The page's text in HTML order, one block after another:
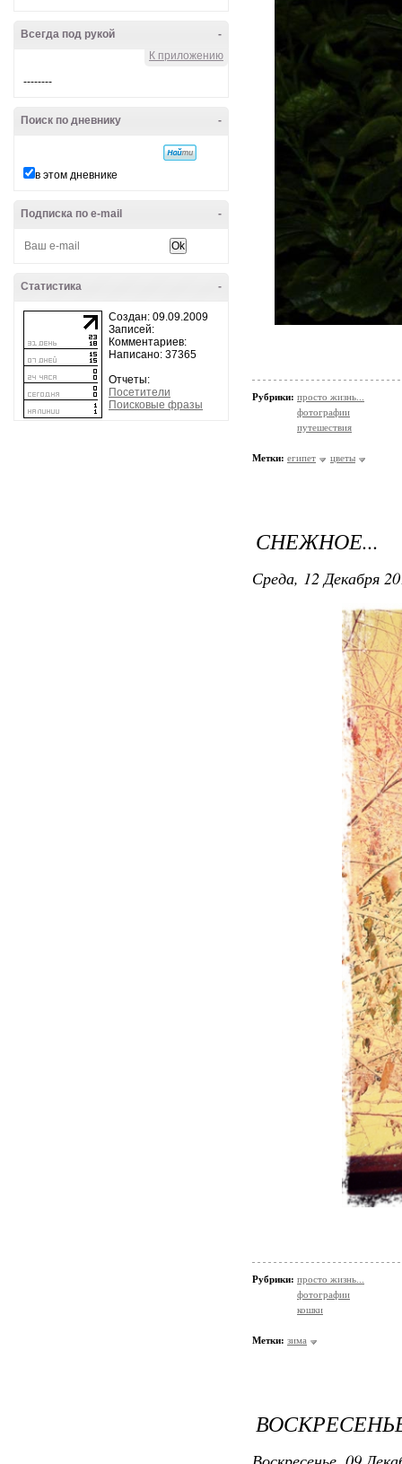
-
Всегда под рукой
К приложению
--------
-
Поиск по дневнику
в этом дневнике
-
Подписка по e-mail
-
Статистика
Создан: 09.09.2009
Записей:
Комментариев:
Написано: 37365
Отчеты:
Посетители
Поисковые фразы
Рубрики: просто жизнь...
фотографии
путешествия
Метки: египет цветы
СНЕЖНОЕ...
Среда, 12 Декабря
Рубрики: просто жизнь...
фотографии
кошки
Метки: зима